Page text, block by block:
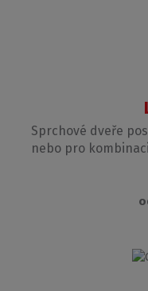
Sprchové dveře
nebo pro